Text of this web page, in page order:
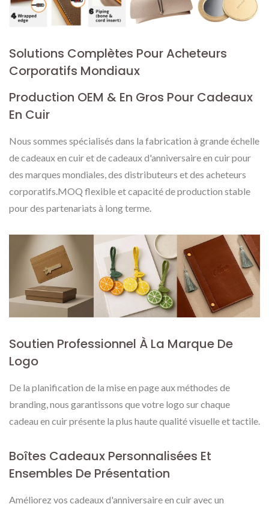
Solutions Complètes Pour Acheteurs
Corporatifs Mondiaux
Production OEM & En Gros Pour Cadeaux
En Cuir
Nous sommes spécialisés dans la fabrication à grande échelle
de cadeaux en cuir et de cadeaux d'anniversaire en cuir pour
des marques mondiales, des distributeurs et des acheteurs
corporatifs.MOQ flexible et capacité de production stable
pour des partenariats à long terme.
Soutien Professionnel À La Marque De
Logo
De la planification de la mise en page aux méthodes de
branding, nous garantissons que votre logo sur chaque
cadeau en cuir présente la plus haute qualité visuelle et tactile.
Boîtes Cadeaux Personnalisées Et
Ensembles De Présentation
Améliorez vos cadeaux d'anniversaire en cuir avec un